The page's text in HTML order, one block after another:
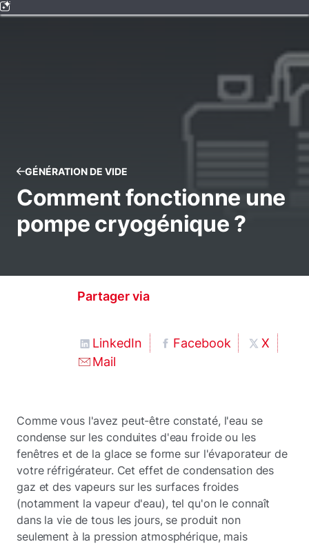
GÉNÉRATION DE VIDE
Comment fonctionne une
pompe cryogénique ?
Partager via
LinkedIn Facebook
X
Mail
Comme vous l'avez peut-être constaté, l'eau se
condense sur les conduites d'eau froide ou les
fenêtres et de la glace se forme sur l'évaporateur de
votre réfrigérateur. Cet effet de condensation des
gaz et des vapeurs sur les surfaces froides
(notamment la vapeur d'eau), tel qu'on le connaît
dans la vie de tous les jours, se produit non
seulement à la pression atmosphérique, mais